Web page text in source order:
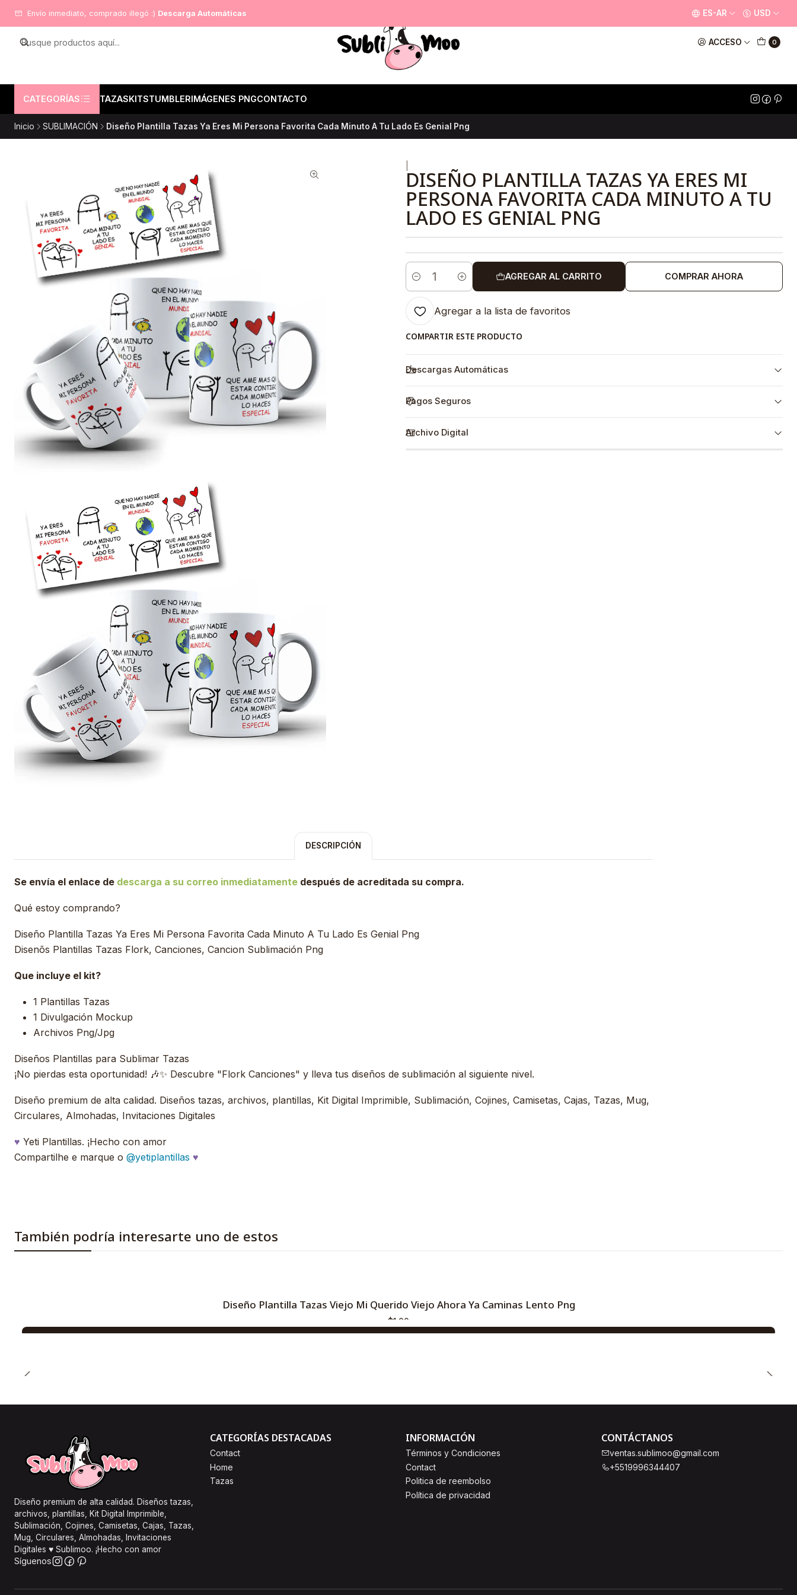
ACCESO 0
CATEGORÍAS TAZASKITSTUMBLERIMÁGENES PNGCONTACTO
Envío inmediato, comprado illegó :) Descarga Automáticas ES-AR USD
Inicio SUBLIMACIÓN Diseño Plantilla Tazas Ya Eres Mi Persona Favorita Cada Minuto A Tu Lado Es Genial Png
DISEÑO PLANTILLA TAZAS YA ERES MI
PERSONA FAVORITA CADA MINUTO A TU
LADO ES GENIAL PNG
Cantidad
AGREGAR AL CARRITO COMPRAR AHORA
Agregar a la lista de favoritos
COMPARTIR ESTE PRODUCTO
Descargas Automáticas
Pagos Seguros
Archivo Digital
DESCRIPCIÓN
Se envía el enlace de descarga a su correo inmediatamente después de acreditada su compra.
Qué estoy comprando?
Diseño Plantilla Tazas Ya Eres Mi Persona Favorita Cada Minuto A Tu Lado Es Genial Png
Disenõs Plantillas Tazas Flork, Canciones, Cancion Sublimación Png
Que incluye el kit?
1 Plantillas Tazas
1 Divulgación Mockup
Archivos Png/Jpg
Diseños Plantillas para Sublimar Tazas
¡No pierdas esta oportunidad! 🎶✨ Descubre "Flork Canciones" y lleva tus diseños de sublimación al siguiente nivel.
Diseño premium de alta calidad. Diseños tazas, archivos, plantillas, Kit Digital Imprimible, Sublimación, Cojines, Camisetas, Cajas, Tazas, Mug,
Circulares, Almohadas, Invitaciones Digitales
♥ Yeti Plantillas. ¡Hecho con amor
Compartilhe e marque o @yetiplantillas ♥
También podría interesarte uno de estos
Diseño Plantilla Tazas Viejo Mi Querido Viejo Ahora Ya Caminas Lento Png
$1,00
Diseño premium de alta calidad. Diseños tazas,
archivos, plantillas, Kit Digital Imprimible,
Sublimación, Cojines, Camisetas, Cajas, Tazas,
Mug, Circulares, Almohadas, Invitaciones
Digitales ♥ Sublimoo. ¡Hecho con amor
Síguenos
CATEGORÍAS DESTACADAS
Contact
Home
Tazas
INFORMACIÓN
Términos y Condiciones
Contact
Politica de reembolso
Política de privacidad
CONTÁCTANOS
ventas.sublimoo@gmail.com
+5519996344407